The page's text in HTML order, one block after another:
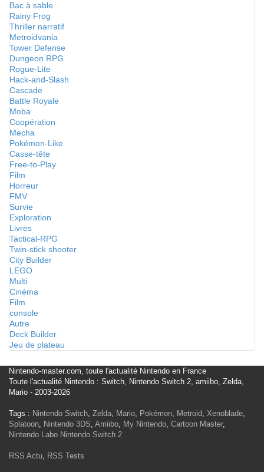
Bac à sable
Rainy Frog
Thriller narratif
Metroidvania
Tower Defense
Dungeon RPG
Rogue-Lite
Hack-and-Slash
Cascade
Battle Royale
Moba
Coopération
Mecha
Pokémon-Like
Casse-tête
Free-to-Play
Film
Horreur
FMV
Survie
Exploration
Livres
Tactical-RPG
Twin-stick shooter
City Builder
LEGO
Multi
Cinéma
Film
console
Autre
Deck Builder
Jeu de plateau
Nintendo-master.com, toute l'actualité Nintendo en France
Toute l'actualité Nintendo : Switch, Nintendo Switch 2, amiibo, Zelda,
Mario - 2003-2026
Tags : Nintendo Switch, Zelda, Mario, Pokémon, Metroid, Xenoblade,
Splatoon, Nintendo 3DS, Amiibo, My Nintendo, Cartoon Master,
Nintendo Labo Nintendo Switch 2
RSS Actu, RSS Tests